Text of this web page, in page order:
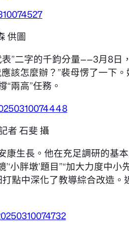
供圖
”二字的千鈞分量——3月8日
應該怎麼辦？”裴母愣了一下
兩高”任務。
者 石斐 攝
生長。他在充足調研的基
’‘小胖墩’題目”“加大力度中
點中深化了教導綜合改造